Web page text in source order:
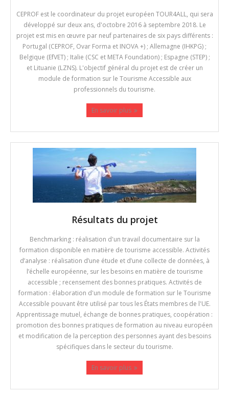
CEPROF est le coordinateur du projet européen TOUR4ALL, qui sera
développé sur deux ans, d'octobre 2016 à septembre 2018. Le
projet est mis en œuvre par neuf partenaires de six pays différents :
Portugal (CEPROF, Ovar Forma et INOVA +) ; Allemagne (IHKPG) ;
Belgique (EfVET) ; Italie (CSC et META Foundation) ; Espagne (STEP) ;
et Lituanie (LZNS). L'objectif général du projet est de créer un
module de formation sur le Tourisme Accessible aux
professionnels du tourisme.
En savoir plus
Résultats du projet
Benchmarking : réalisation d'un travail documentaire sur la
formation disponible en matière de tourisme accessible. Activités
d’analyse : réalisation d’une étude et d’une collecte de données, à
l’échelle européenne, sur les besoins en matière de tourisme
accessible ; recensement des bonnes pratiques. Activités de
formation : élaboration d'un module de formation sur le Tourisme
Accessible pouvant être utilisé par tous les États membres de l'UE.
Apprentissage mutuel, échange de bonnes pratiques, coopération :
promotion des bonnes pratiques de formation au niveau européen
et modification de la perception des personnes ayant des besoins
spécifiques dans le secteur du tourisme.
En savoir plus